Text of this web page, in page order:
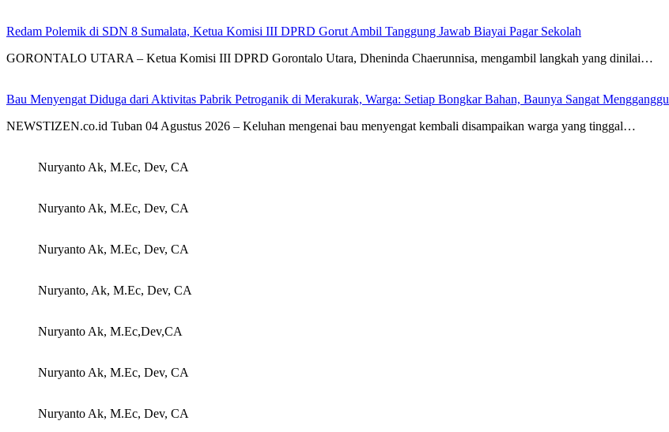
Redam Polemik di SDN 8 Sumalata, Ketua Komisi III DPRD Gorut Ambil Tanggung Jawab Biayai Pagar Sekolah
GORONTALO UTARA – Ketua Komisi III DPRD Gorontalo Utara, Dheninda Chaerunnisa, mengambil langkah yang dinilai…
Bau Menyengat Diduga dari Aktivitas Pabrik Petroganik di Merakurak, Warga: Setiap Bongkar Bahan, Baunya Sangat Mengganggu
NEWSTIZEN.co.id Tuban 04 Agustus 2026 – Keluhan mengenai bau menyengat kembali disampaikan warga yang tinggal…
Nuryanto Ak, M.Ec, Dev, CA
Nuryanto Ak, M.Ec, Dev, CA
Nuryanto Ak, M.Ec, Dev, CA
Nuryanto, Ak, M.Ec, Dev, CA
Nuryanto Ak, M.Ec,Dev,CA
Nuryanto Ak, M.Ec, Dev, CA
Nuryanto Ak, M.Ec, Dev, CA